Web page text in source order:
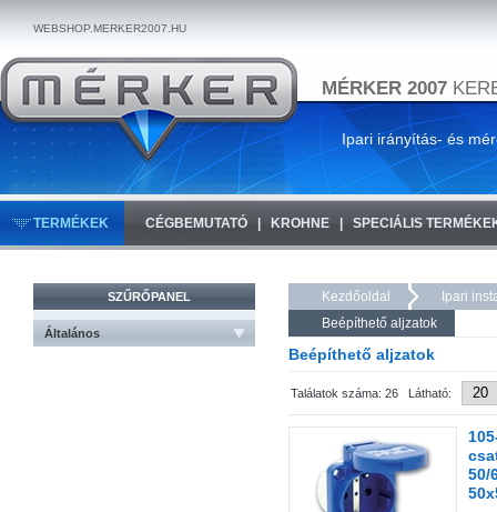
WEBSHOP.MERKER2007.HU
MÉRKER 2007
Ipari irányítás- és
TERMÉKEK CÉGBEMUTATÓ KROHNE SPECIÁLIS
Kezdőoldal
Ipari
Beépíthető aljzatok
Beépíthető aljzatok
Találatok száma: 26 Látható:
50/
SZŰRŐPANEL
Általános